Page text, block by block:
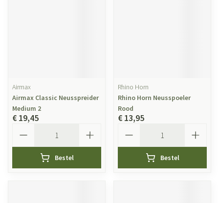
Airmax
Airmax Classic Neusspreider
Medium 2
€ 19,45
Bestel
Rhino Horn
Rhino Horn Neusspoeler
Rood
€ 13,95
Bestel